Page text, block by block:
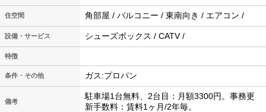
住空間 角部屋 / バルコニー / 東南向き / エアコン /
設備・サービス シューズボックス / CATV /
特徴
条件・その他 ガス:プロパン
備考
駐車場1台無料、2台目：月額3300円。事務更
新手数料：賃料1ヶ月/2年毎。